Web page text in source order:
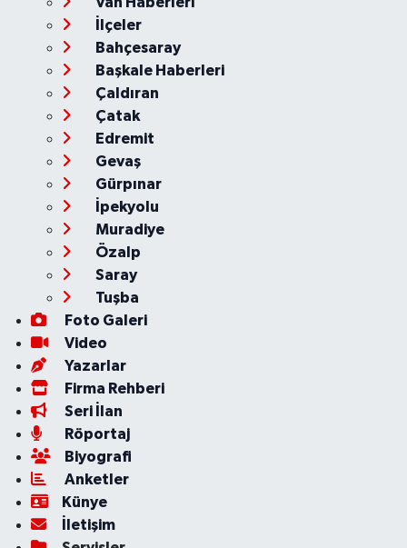
İlçeler
Bahçesaray
Başkale Haberleri
Çaldıran
Çatak
Edremit
Gevaş
Gürpınar
İpekyolu
Muradiye
Özalp
Saray
Tuşba
Foto Galeri
Video
Yazarlar
Firma Rehberi
Seri İlan
Röportaj
Biyografi
Anketler
Künye
İletişim